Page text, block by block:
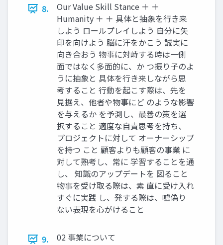
8.
Our Value Skill Stance ＋ ＋
Humanity ＋ ＋ 具体と抽象を行き来
しよう ロールプレイしよう 自分に矢
印を向けよう 脳に汗をかこう 誠実に
向き合おう 物事に対峙する時は一側
面ではなく多面的に、か つ振り子のよ
うに抽象と 具体を行き来しながら思
考すること 行動を起こす際は、先を
見据え、他者や物事にど のような影響
を与えるか を予測し、最善の策を選
択すること 適度な自責思考を持ち、
プロジェクトに対して オーナーシップ
を持つ こと 顧客よりも顧客の事業 に
対して熟考し、常に 学習することを通
し、 知識のアップデートを 図ること
物事を受け取る際は、素 直に受け入れ
すぐに実践 し、発する際は、嘘偽り
ない表現を心がけること
9. 02 事業について